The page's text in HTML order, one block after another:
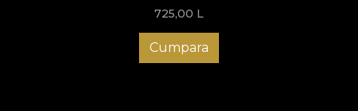
725,00 L
Cumpara